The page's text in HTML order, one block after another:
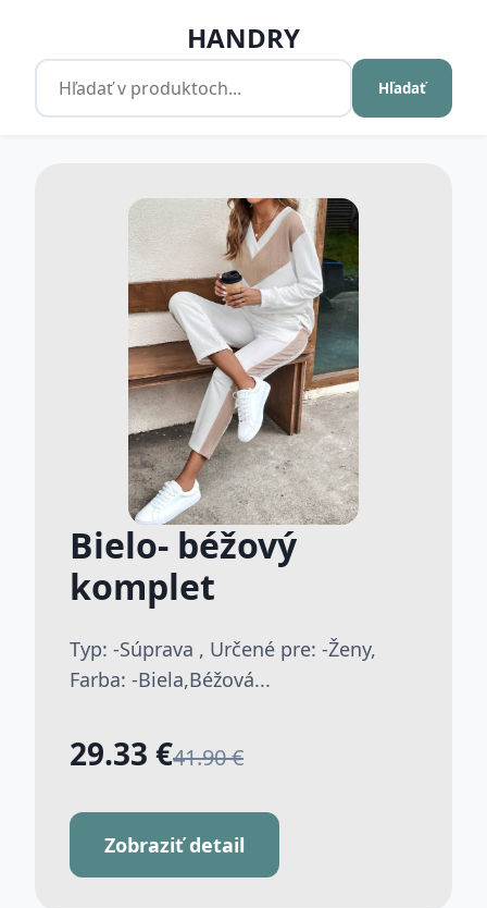
HANDRY
Hľadať
Bielo- béžový
komplet
Typ: -Súprava , Určené pre: -Ženy,
Farba: -Biela,Béžová...
29.33 €41.90 €
Zobraziť detail